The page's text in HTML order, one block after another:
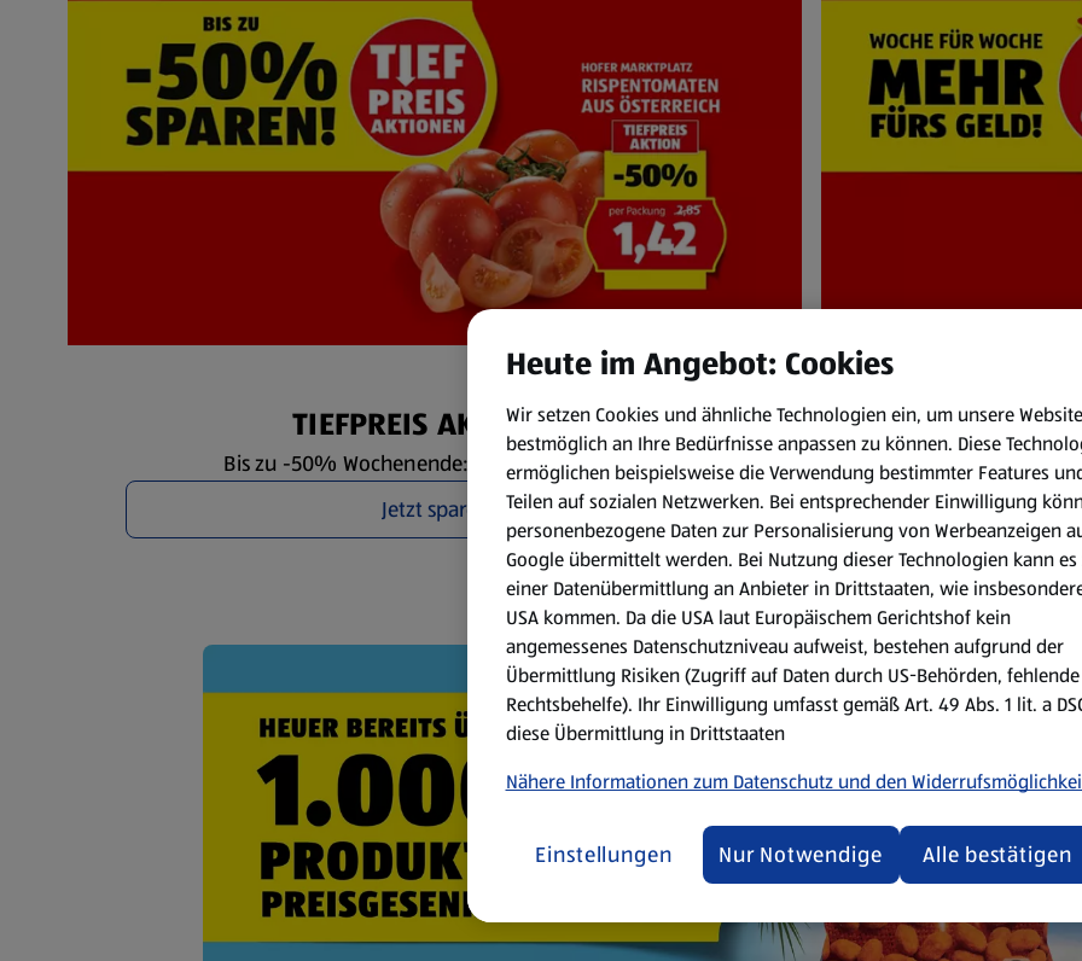
TIEFPREIS AKTIONEN
Bis zu -50% Wochenende: Fr. 7.8. und Sa. 8.8.
Jetzt sparen
HOFER
Immer zum
Heute im Angebot: Cookies
Wir setzen Cookies und ähnliche Technologien ein, um unsere Website
bestmöglich an Ihre Bedürfnisse anpassen zu können. Diese
ermöglichen beispielsweise die Verwendung bestimmter Features
Teilen auf sozialen Netzwerken. Bei entsprechender Einwilligung
personenbezogene Daten zur Personalisierung von Werbeanzeigen
Google übermittelt werden. Bei Nutzung dieser Technologien kann es
einer Datenübermittlung an Anbieter in Drittstaaten, wie
USA kommen. Da die USA laut Europäischem Gerichtshof kein
angemessenes Datenschutzniveau aufweist, bestehen aufgrund der
Übermittlung Risiken (Zugriff auf Daten durch US-Behörden, fehlende
Rechtsbehelfe). Ihr Einwilligung umfasst gemäß Art. 49 Abs. 1 lit. a
diese Übermittlung in Drittstaaten
Nähere Informationen zum Datenschutz und den
Einstellungen Nur Notwendige Alle bestätigen